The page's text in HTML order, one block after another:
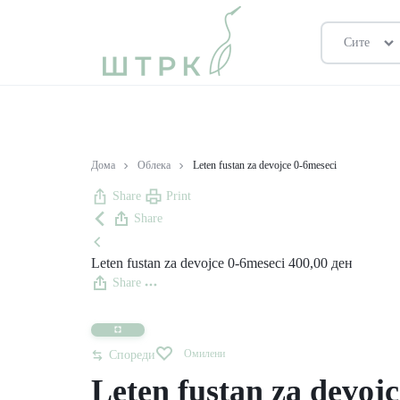
Сите
Дома Облека Leten fustan za devojce 0-6meseci
Share
Print
Share
Leten fustan za devojce 0-6meseci 400,00 ден
Share
Спореди Омилени
Leten fustan za